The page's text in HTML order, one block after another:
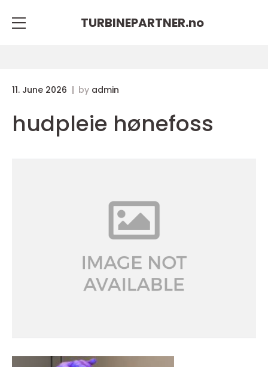
TURBINEPARTNER.no
11. June 2026 by admin
hudpleie hønefoss